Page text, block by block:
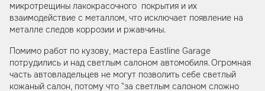
микротрещины лакокрасочного покрытия и их
взаимодействие с металлом, что исключает появление на
металле следов коррозии и ржавчины.
Помимо работ по кузову, мастера Eastline Garage
потрудились и над светлым салоном автомобиля. Огромная
часть автовладельцев не могут позволить себе светлый
кожаный салон, потому что "за светлым салоном сложно